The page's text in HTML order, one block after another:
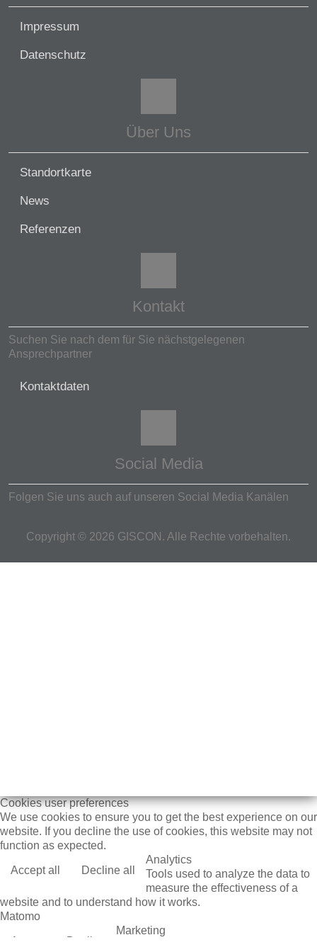
Impressum
Datenschutz
Über Uns
Standortkarte
News
Referenzen
Kontakt
Suchen Sie nach dem für Sie nächstgelegenen
Ansprechpartner
Kontaktdaten
Social Media
Folgen Sie uns auch auf unseren Social Media Kanälen
Copyright © 2026 GISCON. Alle Rechte vorbehalten.
Cookies user preferences
We use cookies to ensure you to get the best experience on our
website. If you decline the use of cookies, this website may not
function as expected.
Accept all Decline all
Analytics
Tools used to analyze the data to
measure the effectiveness of a
website and to understand how it works.
Matomo
Accept Decline
Marketing